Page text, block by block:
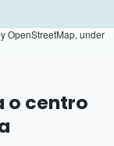
OpenStreetMap, under
o centro